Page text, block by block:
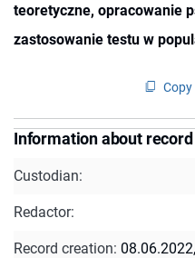
teoretyczne, opracowanie
zastosowanie testu w
Copy
Information about record
Custodian:
Redactor:
Record creation: